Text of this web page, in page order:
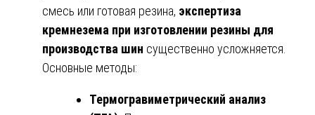
смесь или готовая резина, экспертиза
кремнезема при изготовлении резины для
производства шин существенно усложняется.
Основные методы:
Термогравиметрический анализ